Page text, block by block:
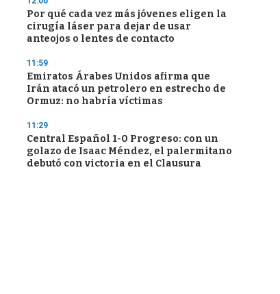
Por qué cada vez más jóvenes eligen la
cirugía láser para dejar de usar
anteojos o lentes de contacto
11:59
Emiratos Árabes Unidos afirma que
Irán atacó un petrolero en estrecho de
Ormuz: no habría víctimas
11:29
Central Español 1-0 Progreso: con un
golazo de Isaac Méndez, el palermitano
debutó con victoria en el Clausura